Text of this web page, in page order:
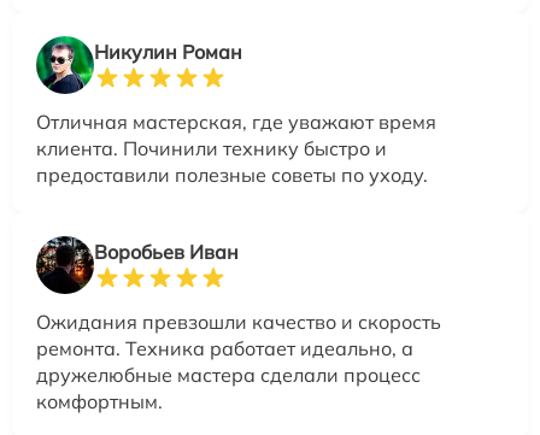
Никулин Роман
Отличная мастерская, где уважают время
клиента. Починили технику быстро и
предоставили полезные советы по уходу.
Воробьев Иван
Ожидания превзошли качество и скорость
ремонта. Техника работает идеально, а
дружелюбные мастера сделали процесс
комфортным.